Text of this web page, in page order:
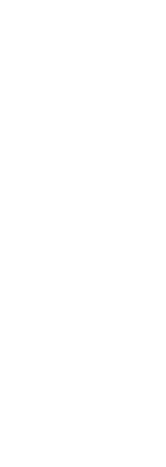
coisa
nada [risos].
Quer
estou
arranjas